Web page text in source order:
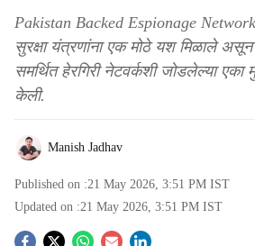
Pakistan Backed Espionage
सुरक्षा यंत्रणांना एक मोठे यश मिळाले असून
समर्थित हेरगिरी नेटवर्कशी जोडलेल्या
केली.
Manish Jadhav
Published on :21 May 2026, 3:51 PM IST
Updated on :21 May 2026, 3:51 PM IST